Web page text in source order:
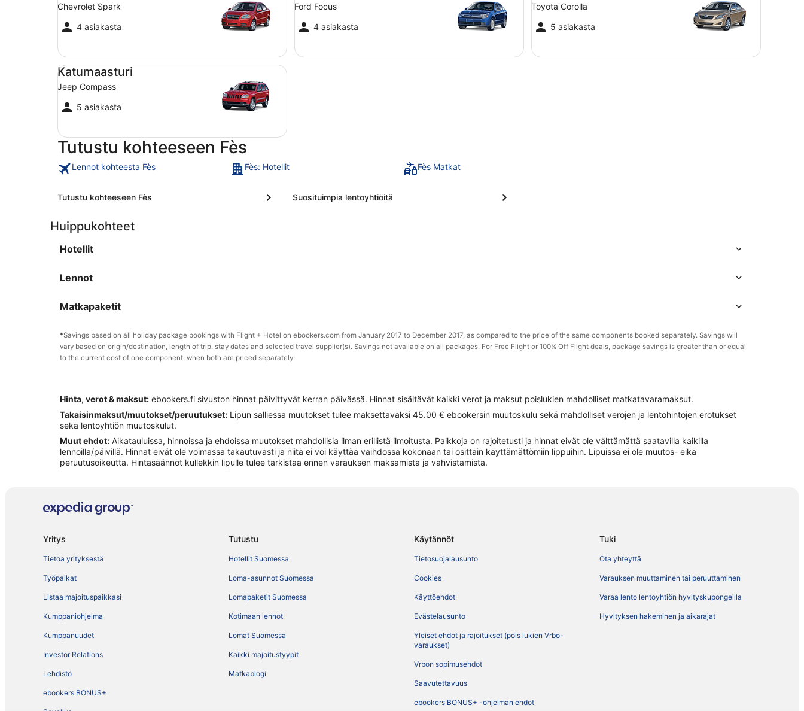
Chevrolet Spark
4 asiakasta
Ford Focus
4 asiakasta
Toyota Corolla
5 asiakasta
Katumaasturi
Jeep Compass
5 asiakasta
Katumaasturi Jeep Compass
Tutustu kohteeseen Fès
Lennot kohteesta Fès Fès: Hotellit Fès Matkat
Tutustu kohteeseen Fès Suosituimpia lentoyhtiöitä
Huippukohteet
Hotellit
Lennot
Matkapaketit
*Savings based on all holiday package bookings with Flight + Hotel on ebookers.com from January 2017 to December 2017, as compared to the price of the same components booked separately. Savings will
vary based on origin/destination, length of trip, stay dates and selected travel supplier(s). Savings not available on all packages. For Free Flight or 100% Off Flight deals, package savings is greater than or equal
to the current cost of one component, when both are priced separately.
Hinta, verot & maksut: ebookers.fi sivuston hinnat päivittyvät kerran päivässä. Hinnat sisältävät kaikki verot ja maksut poislukien mahdolliset matkatavaramaksut.
Takaisinmaksut/muutokset/peruutukset: Lipun salliessa muutokset tulee maksettavaksi 45.00 € ebookersin muutoskulu sekä mahdolliset verojen ja lentohintojen erotukset
sekä lentoyhtiön muutoskulut.
Muut ehdot: Aikatauluissa, hinnoissa ja ehdoissa muutokset mahdollisia ilman erillistä ilmoitusta. Paikkoja on rajoitetusti ja hinnat eivät ole välttämättä saatavilla kaikilla
lennoilla/päivillä. Hinnat eivät ole voimassa takautuvasti ja niitä ei voi käyttää vaihdossa kokonaan tai osittain käyttämättömiin lippuihin. Lipuissa ei ole muutos- eikä
peruutusoikeutta. Hintasäännöt kullekkin lipulle tulee tarkistaa ennen varauksen maksamista ja vahvistamista.
Yritys
Tietoa yrityksestä
Työpaikat
Listaa majoituspaikkasi
Kumppaniohjelma
Kumppanuudet
Investor Relations
Lehdistö
ebookers BONUS+
Tutustu
Hotellit Suomessa
Loma-asunnot Suomessa
Lomapaketit Suomessa
Kotimaan lennot
Lomat Suomessa
Kaikki majoitustyypit
Matkablogi
Käytännöt
Tietosuojalausunto
Cookies
Käyttöehdot
Evästelausunto
Yleiset ehdot ja rajoitukset (pois lukien Vrbo-
varaukset)
Vrbon sopimusehdot
Saavutettavuus
ebookers BONUS+ -ohjelman ehdot
Tuki
Ota yhteyttä
Varauksen muuttaminen tai peruuttaminen
Varaa lento lentoyhtiön hyvityskupongeilla
Hyvityksen hakeminen ja aikarajat